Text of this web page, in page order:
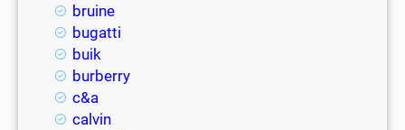
bruine
bugatti
buik
burberry
c&a
calvin